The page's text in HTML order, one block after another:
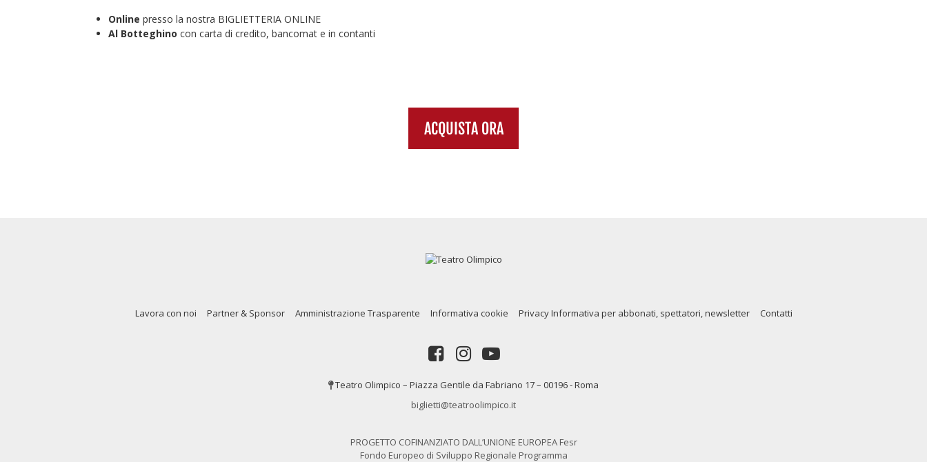
Online presso la nostra BIGLIETTERIA ONLINE
Al Botteghino con carta di credito, bancomat e in contanti
ACQUISTA ORA
Lavora con noi Partner & Sponsor Amministrazione Trasparente Informativa cookie Privacy Informativa per abbonati, spettatori, newsletter Contatti
Teatro Olimpico – Piazza Gentile da Fabriano 17 – 00196 - Roma
biglietti@teatroolimpico.it
PROGETTO COFINANZIATO DALL’UNIONE EUROPEA Fesr
Fondo Europeo di Sviluppo Regionale Programma